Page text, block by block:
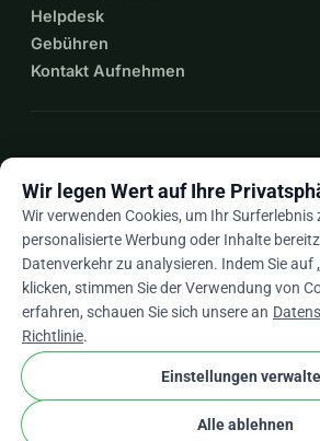
Helpdesk
Gebühren
Kontakt Aufnehmen
Dearrow_drop_down
★★★★★4,9 / 5 basierend auf 500+
WhyDonateDatenschutz
Wir legen Wert auf Ihre
Wir verwenden Cookies, um Ihr Surferlebnis
personalisierte Werbung oder Inhalte
Datenverkehr zu analysieren. Indem Sie auf
klicken, stimmen Sie der Verwendung von
erfahren, schauen Sie sich unsere an
Richtlinie.
Einstellungen
Alle ablehnen